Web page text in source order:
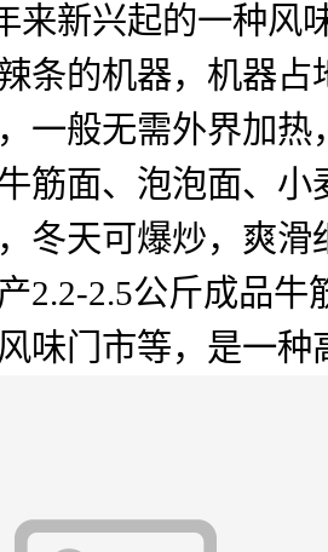
来新兴起的一种风
条的机器，机器
一般无需外界加
筋面、泡泡面、
冬天可爆炒，爽
2.2-2.5公斤成品牛
味门市等，是一种